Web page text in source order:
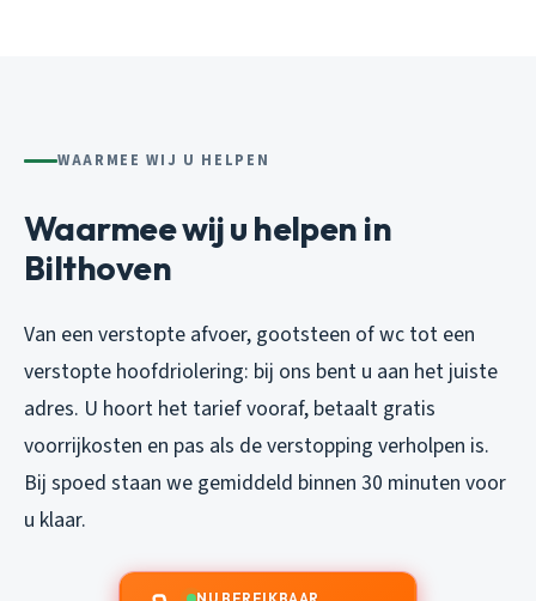
WAARMEE WIJ U HELPEN
Waarmee wij u helpen in
Bilthoven
Van een verstopte afvoer, gootsteen of wc tot een
verstopte hoofdriolering: bij ons bent u aan het juiste
adres. U hoort het tarief vooraf, betaalt gratis
voorrijkosten en pas als de verstopping verholpen is.
Bij spoed staan we gemiddeld binnen 30 minuten voor
u klaar.